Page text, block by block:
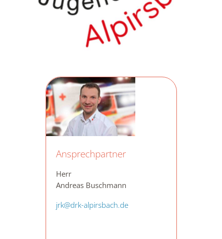
Ansprechpartner
Herr
Andreas Buschmann
jrk@drk-alpirsbach.de